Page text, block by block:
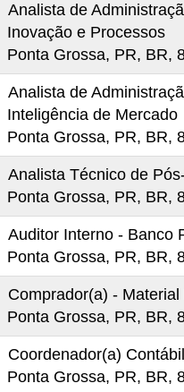
Analista de
Inovação e Processos
Ponta Grossa, PR, BR,
Analista de
Inteligência de Mercado
Ponta Grossa, PR, BR,
Analista Técnico de
Ponta Grossa, PR, BR,
Auditor Interno - Banco
Ponta Grossa, PR, BR,
Comprador(a) - Material
Ponta Grossa, PR, BR,
Coordenador(a) Contábil
Ponta Grossa, PR, BR,